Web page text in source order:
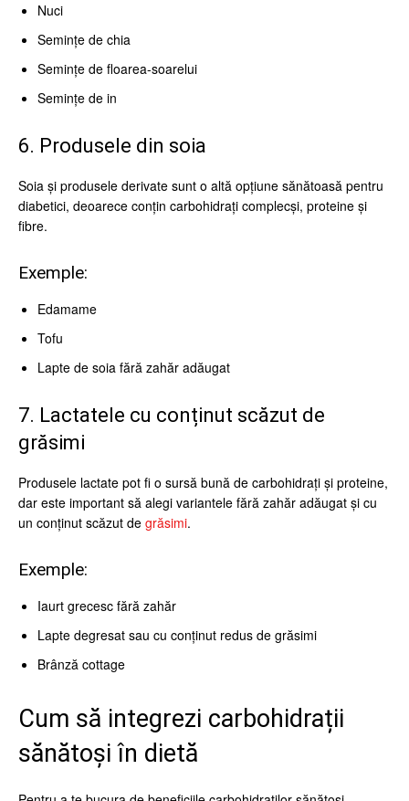
Nuci
Semințe de chia
Semințe de floarea-soarelui
Semințe de in
6. Produsele din soia
Soia și produsele derivate sunt o altă opțiune sănătoasă pentru
diabetici, deoarece conțin carbohidrați complecși, proteine și
fibre.
Exemple:
Edamame
Tofu
Lapte de soia fără zahăr adăugat
7. Lactatele cu conținut scăzut de
grăsimi
Produsele lactate pot fi o sursă bună de carbohidrați și proteine,
dar este important să alegi variantele fără zahăr adăugat și cu
un conținut scăzut de grăsimi.
Exemple:
Iaurt grecesc fără zahăr
Lapte degresat sau cu conținut redus de grăsimi
Brânză cottage
Cum să integrezi carbohidrații
sănătoși în dietă